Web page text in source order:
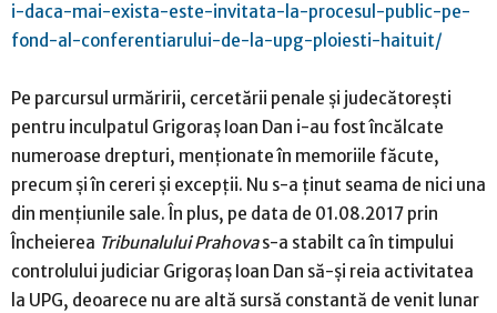
i-daca-mai-exista-este-invitata-la-procesul-public-pe-
fond-al-conferentiarului-de-la-upg-ploiesti-haituit/
Pe parcursul urmăririi, cercetării penale şi judecătoreşti
pentru inculpatul Grigoraş Ioan Dan i-au fost încălcate
numeroase drepturi, menţionate în memoriile făcute,
precum şi în cereri şi excepţii. Nu s-a ţinut seama de nici una
din menţiunile sale. În plus, pe data de 01.08.2017 prin
Încheierea Tribunalului Prahovas-a stabilt ca în timpului
controlului judiciar Grigoraş Ioan Dan să-şi reia activitatea
la UPG, deoarece nu are altă sursă constantă de venit lunar